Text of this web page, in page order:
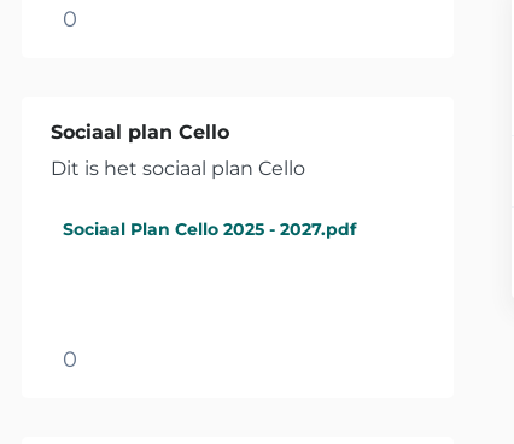
0
Sociaal plan Cello
Dit is het sociaal plan Cello
Sociaal Plan Cello 2025 - 2027.pdf
0